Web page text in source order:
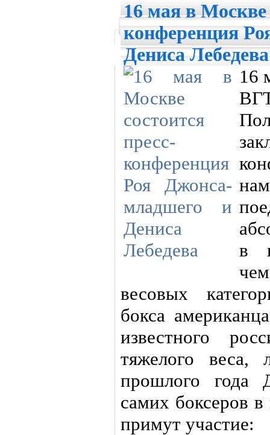
16 мая в Москве
конференция
Дениса Лебедева
16
в
весовых
бокса
известного
тяжелого веса,
прошлого года
самих боксеров
примут участие: